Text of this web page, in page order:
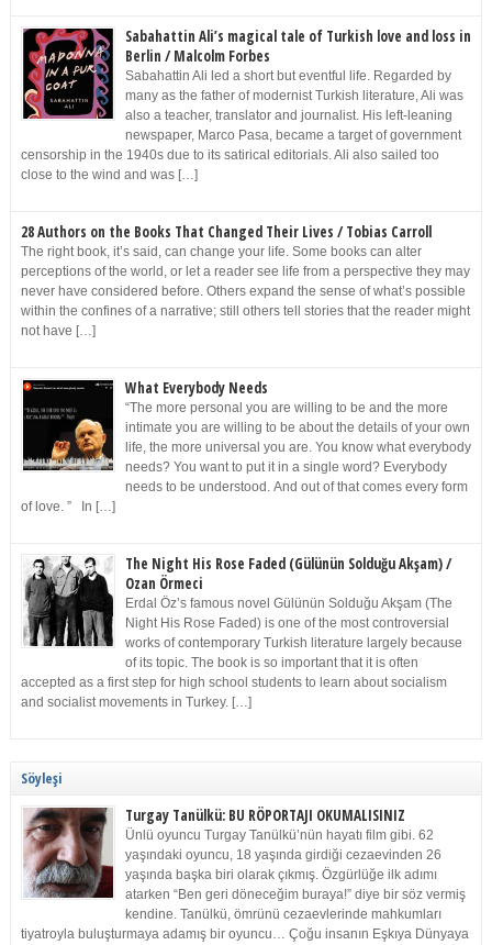
Sabahattin Ali’s magical tale of Turkish love and loss in
Berlin / Malcolm Forbes
Sabahattin Ali led a short but eventful life. Regarded by
many as the father of modernist Turkish literature, Ali was
also a teacher, translator and journalist. His left-leaning
newspaper, Marco Pasa, became a target of government
censorship in the 1940s due to its satirical editorials. Ali also sailed too
close to the wind and was […]
28 Authors on the Books That Changed Their Lives / Tobias Carroll
The right book, it’s said, can change your life. Some books can alter
perceptions of the world, or let a reader see life from a perspective they may
never have considered before. Others expand the sense of what’s possible
within the confines of a narrative; still others tell stories that the reader might
not have […]
What Everybody Needs
“The more personal you are willing to be and the more
intimate you are willing to be about the details of your own
life, the more universal you are. You know what everybody
needs? You want to put it in a single word? Everybody
needs to be understood. And out of that comes every form
of love. ” In […]
The Night His Rose Faded (Gülünün Solduğu Akşam) /
Ozan Örmeci
Erdal Öz’s famous novel Gülünün Solduğu Akşam (The
Night His Rose Faded) is one of the most controversial
works of contemporary Turkish literature largely because
of its topic. The book is so important that it is often
accepted as a first step for high school students to learn about socialism
and socialist movements in Turkey. […]
Söyleşi
Turgay Tanülkü: BU RÖPORTAJI OKUMALISINIZ
Ünlü oyuncu Turgay Tanülkü’nün hayatı film gibi. 62
yaşındaki oyuncu, 18 yaşında girdiği cezaevinden 26
yaşında başka biri olarak çıkmış. Özgürlüğe ilk adımı
atarken “Ben geri döneceğim buraya!” diye bir söz vermiş
kendine. Tanülkü, ömrünü cezaevlerinde mahkumları
tiyatroyla buluşturmaya adamış bir oyuncu… Çoğu insanın Eşkıya Dünyaya